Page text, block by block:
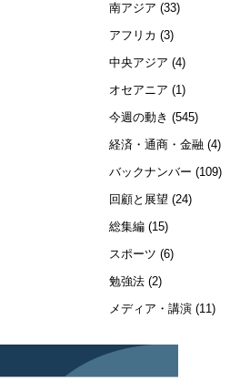
南アジア (33)
アフリカ (3)
中央アジア (4)
オセアニア (1)
今週の動き (545)
経済・通商・金融 (4)
バックナンバー (109)
回顧と展望 (24)
総集編 (15)
スポーツ (6)
勉強法 (2)
メディア・講演 (11)